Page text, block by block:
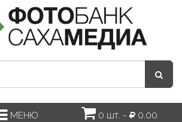
МЕНЮ 0 шт. - 0.00